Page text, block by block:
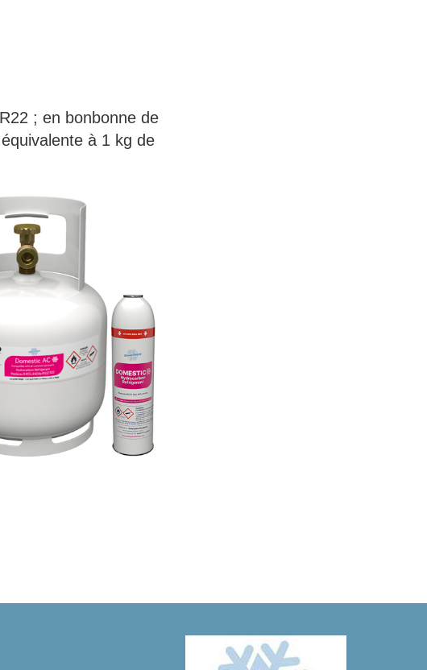
; en bonbonne de
à 1 kg de